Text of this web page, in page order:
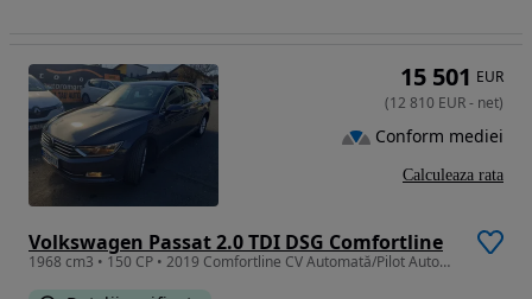
Volkswagen Passat 2.0 TDI DSG Comfortline
1968 cm3 • 150 CP • 2019 Comfortline CV Automată/Pilot Automat/PDC față-spate/Rate-Leasing
15 501 EUR
(12 810 EUR- net)
Conform mediei
Calculeaza rata